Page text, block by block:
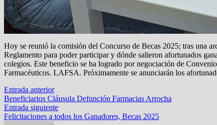
Hoy se reunió la comisión del Concurso de Becas 2025; tras una
Reglamento para poder participar y dónde salieron afortunados
colegios. Este beneficio se ha logrado por negociación de
Farmacéuticos. LAFSA. Próximamente se anunciarán los
Navegación
de
entradas
Entrada anteriorEntrada
anterior:
Beneficiarios Cláusula Defunción Farmacias Arrocha
Entrada siguienteEntrada
siguiente:
Felicitaciones a todos los Ganadores, Becas 2025